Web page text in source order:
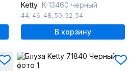
Ketty K-13460 черный
44, 46, 48, 50, 52, 54
В корзину